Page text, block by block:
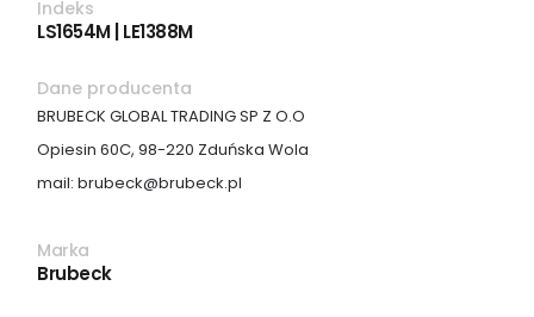
Indeks
LS1654M | LE1388M
Dane producenta
BRUBECK GLOBAL TRADING SP Z O.O
Opiesin 60C, 98-220 Zduńska Wola
mail: brubeck@brubeck.pl
Marka
Brubeck